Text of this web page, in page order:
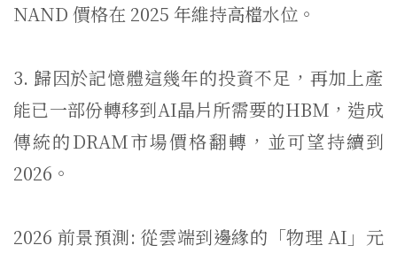
NAND 價格在 2025 年維持高檔水位。
3. 歸因於記憶體這幾年的投資不足， 再加上產
能已一部份轉移到AI晶片所需要的HBM， 造成
傳統的DRAM市場價格翻轉，並可望持續到
2026。
2026 前景預測: 從雲端到邊緣的「物理 AI」元